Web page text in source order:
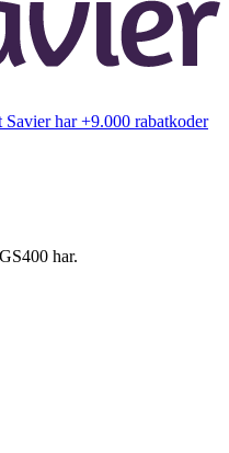
Savier har +9.000 rabatkoder
har.